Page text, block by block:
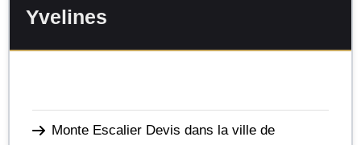
Yvelines
Monte Escalier Devis dans la ville de